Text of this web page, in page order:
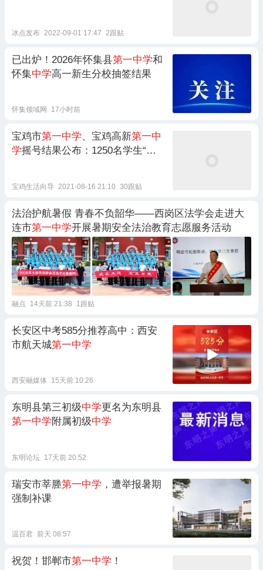
冰点发布 2022-09-01 17:47 2跟贴
已出炉！2026年怀集县第一中学和
怀集中学高一新生分校抽签结果
怀集领域网 17小时前
宝鸡市第一中学、宝鸡高新第一中
学摇号结果公布：1250名学生“中
宝鸡生活向导 2021-08-16 21:10 30跟贴
法治护航暑假 青春不负韶华——西岗区法学会走进大
连市第一中学开展暑期安全法治教育志愿服务活动
融点 14天前 21:38 1跟贴
长安区中考585分推荐高中：西安
市航天城第一中学
西安融媒体 15天前 10:26
东明县第三初级中学更名为东明县
第一中学 附属初级中学
东明论坛 17天前 20:52
瑞安市莘塍第一中学 ，遭举报暑期
强制补课
温百君 前天 08:57
祝贺！邯郸市第一中学 ！